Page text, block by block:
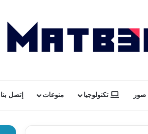
صور تكنولوجيا منوعات إتصل بنا